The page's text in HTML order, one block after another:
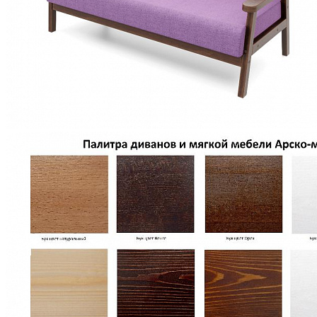
Кровати полутороспальные с подъемным
Зеркала
Комоды
Кровати двуспальные
Кровати металлические
Тумбы прикроватные
Шкафы для одежды
Антресоли на шкаф
Полки и ящики в шкаф для одежды
Шкаф 1-дверный для одежды и белья
Шкафы 2-х дверные для одежды и белья
Шкафы 3-х дверные для одежды и белья
Шкафы 4-х дверные для одежды и белья
Шкафы 5-ти дверные для одежды и белья
Шкафы 6-ти дверные для одежды и белья
Шкафы купе для одежды и белья
Шкафы угловые для одежды и белья
Ящики и короба